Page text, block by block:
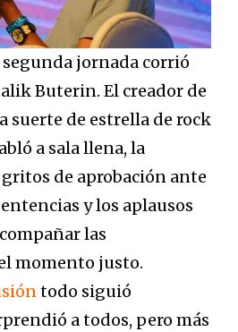
jornada corrió
Buterin. El creador de
suerte de estrella de rock
a sala llena, la
de aprobación ante
y los aplausos
las
momento justo.
todo siguió
a todos, pero más